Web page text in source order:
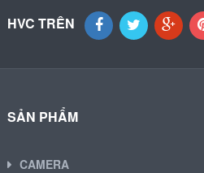
HVC TRÊN
SẢN PHẨM
CAMERA